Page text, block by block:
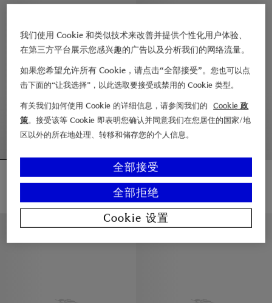
¥4,050.00
格纹装饰棉质 T 恤衫, ¥4,050.00
骑士徽标环状耳环
¥3,250.00
骑士徽标环状耳环, ¥3,250.00
私人印记服务
我们使用 Cookie 和类似技术来改善并提供个性化用户体验、
在第三方平台展示您感兴趣的广告以及分析我们的网络流量。
如果您希望允许所有 Cookie，请点击“全部接受”。您也可以点
击下面的“让我选择”，以此选取要接受或禁用的 Cookie 类型。
有关我们如何使用 Cookie 的详细信息，请参阅我们的
Cookie 政
策。接受该等 Cookie 即表明您确认并同意我们在您居住的国家/地
区以外的所在地处理、转移和储存您的个人信息。
全部拒绝
全部接受
Cookie 设置